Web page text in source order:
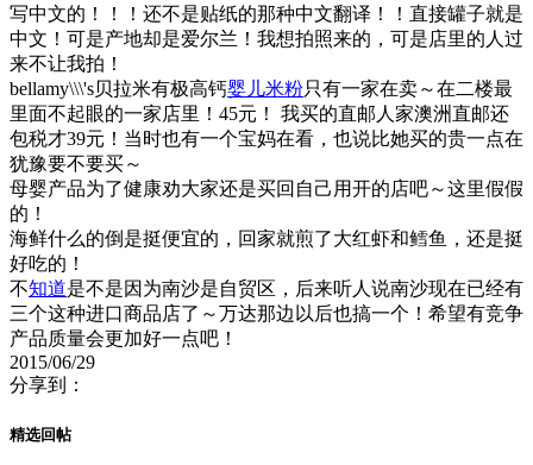
写中文的！！！还不是贴纸的那种中文翻译！！直接罐子就是
中文！可是产地却是爱尔兰！我想拍照来的，可是店里的人过
来不让我拍！
bellamy\\\'s贝拉米有极高钙婴儿米粉只有一家在卖～在二楼最
里面不起眼的一家店里！45元！ 我买的直邮人家澳洲直邮还
包税才39元！当时也有一个宝妈在看，也说比她买的贵一点在
犹豫要不要买～
母婴产品为了健康劝大家还是买回自己用开的店吧～这里假假
的！
海鲜什么的倒是挺便宜的，回家就煎了大红虾和鳕鱼，还是挺
好吃的！
不知道是不是因为南沙是自贸区，后来听人说南沙现在已经有
三个这种进口商品店了～万达那边以后也搞一个！希望有竞争
产品质量会更加好一点吧！
2015/06/29
分享到：
精选回帖